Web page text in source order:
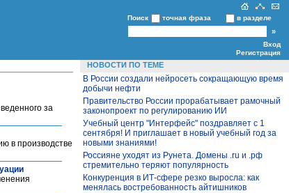
Поиск точная фраза в разделе
Вход
Регистрация
за
в производстве
НОВОСТИ ПО ТЕМЕ
В России создали нейросеть сокращающую время
добычи нефти
Правительство России прорабатывает рамочный
законопроект по регулированию ИИ
Учебный центр "Интерфейс" поздравляет с 1
сентября! И приглашает в новый учебный год за
новыми знаниями!
Россияне уходят из Рунета. Домены .ru и .рф
стремительно теряют популярность
Конкуренция в ИТ-сфере резко выросла: как
менялась востребованность айтишников